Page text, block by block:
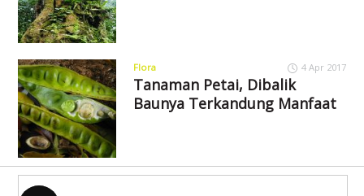
Flora 4 Apr 2017
Tanaman Petai, Dibalik
Baunya Terkandung Manfaat